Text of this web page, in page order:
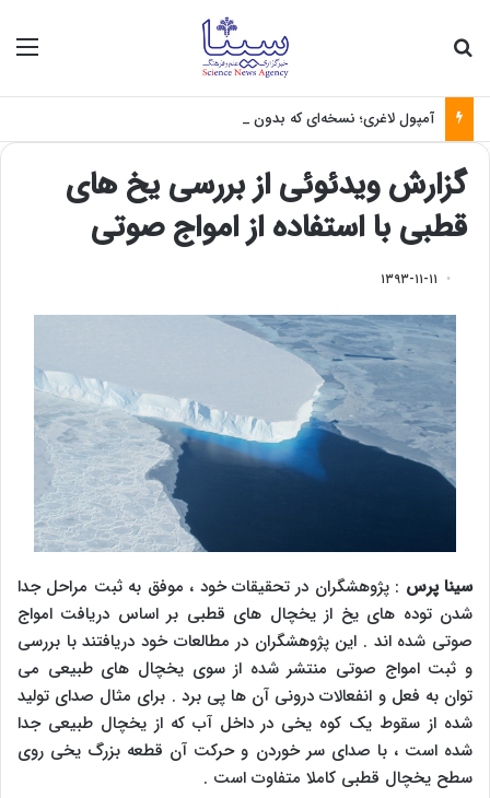
آمپول لاغری؛ نسخه‌ای که بدون تغذیه خطرناک می‌شود
گزارش ویدئوئی از بررسی یخ های
قطبی با استفاده از امواج صوتی
۱۳۹۳-۱۱-۱۱
سینا پرس : پژوهشگران در تحقیقات خود ، موفق به ثبت مراحل جدا
شدن توده های یخ از یخچال های قطبی بر اساس دریافت امواج
صوتی شده اند . این پژوهشگران در مطالعات خود دریافتند با بررسی
و ثبت امواج صوتی منتشر شده از سوی یخچال های طبیعی می
توان به فعل و انفعالات درونی آن ها پی برد . برای مثال صدای تولید
شده از سقوط یک کوه یخی در داخل آب که از یخچال طبیعی جدا
شده است ، با صدای سر خوردن و حرکت آن قطعه بزرگ یخی روی
سطح یخچال قطبی کاملا متفاوت است .